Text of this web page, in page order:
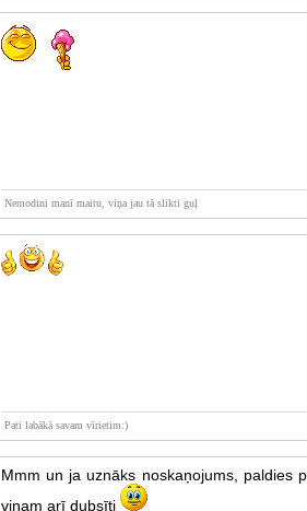
Nemodini manī maitu, viņa jau tā slikti guļ
Pati labākā savam vīrietim:)
Mmm un ja uznāks noskaņojums, paldies
viņam arī dubsīti